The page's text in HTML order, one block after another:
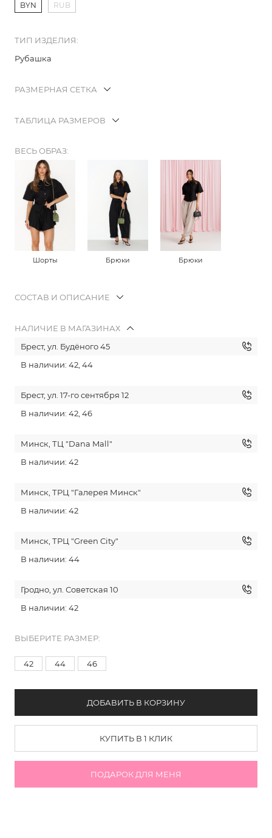
BYN RUB
ТИП ИЗДЕЛИЯ:
Рубашка
РАЗМЕРНАЯ СЕТКА
ТАБЛИЦА РАЗМЕРОВ
ВЕСЬ ОБРАЗ:
Шорты Брюки Брюки
СОСТАВ И ОПИСАНИЕ
НАЛИЧИЕ В МАГАЗИНАХ
Брест, ул. Будёного 45
В наличии: 42, 44
Брест, ул. 17-го сентября 12
В наличии: 42, 46
Минск, ТЦ "Dana Mall"
В наличии: 42
Минск, ТРЦ "Галерея Минск"
В наличии: 42
Минск, ТРЦ "Green City"
В наличии: 44
Гродно, ул. Советская 10
В наличии: 42
ВЫБЕРИТЕ РАЗМЕР:
42 44 46
ДОБАВИТЬ В КОРЗИНУ
КУПИТЬ В 1 КЛИК
ПОДАРОК ДЛЯ МЕНЯ